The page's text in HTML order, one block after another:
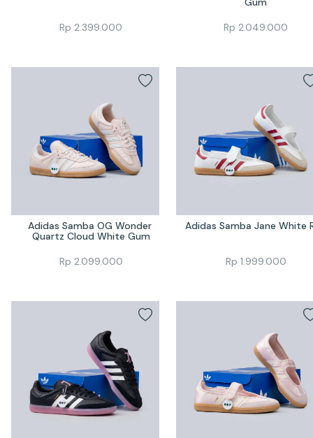
Rp 2.399.000
Rp 2.049.000
Adidas Samba OG Wonder
Quartz Cloud White Gum
Rp 2.099.000
Adidas Samba Jane White
Rp 1.999.000